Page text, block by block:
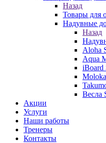
Назад
Товары для
Надувные
Назад
Aloha
Aqua
iBoard
Весла
Акции
Услуги
Наши работы
Тренеры
Контакты